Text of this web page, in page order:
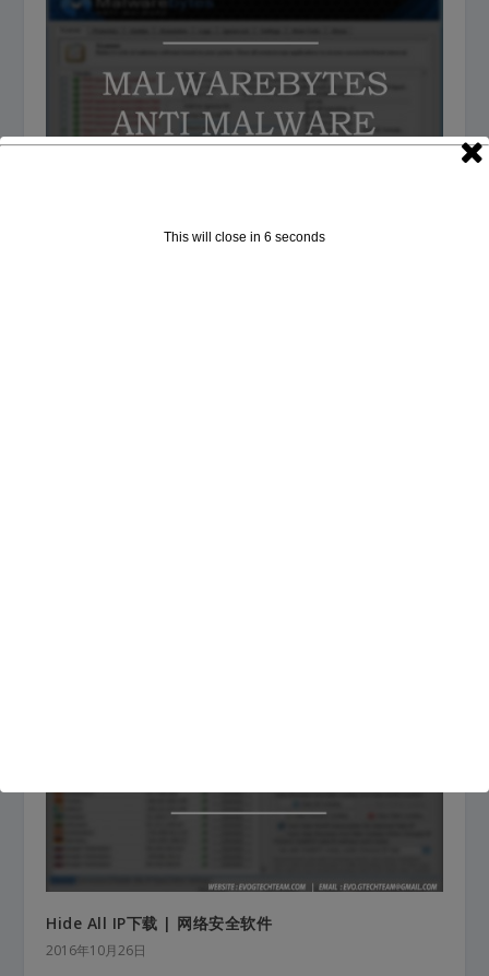
Hide All IP下载 | 网络安全软件
2016年10月26日
This will close in 5 seconds